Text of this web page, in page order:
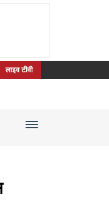
Malayalam
लाइव टीवी